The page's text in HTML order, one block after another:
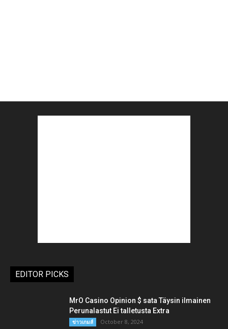
EDITOR PICKS
MrO Casino Opinion $ sata Täysin ilmainen
Perunalastut Ei talletusta Extra
ข่าวเกมส์ October 8, 2024